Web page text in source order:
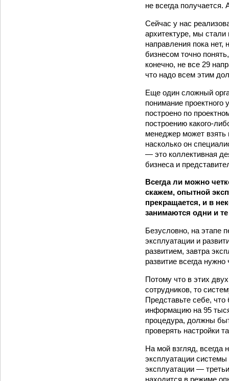
не всегда получается.
Сейчас у нас
архитектуре, мы стали
направления пока
бизнесом точно
конечно, не все 29
что надо всем этим
Еще один сложный
понимание проектного
построено по
построению какого-
менеджер может взять
насколько он
— это коллективная
бизнеса и
Всегда ли можно
скажем, опытной
прекращается, и в
занимаются одни и
Безусловно, на этапе
эксплуатации и
развитием, завтра
развитие всегда
Потому что в этих
сотрудников, то
Представьте себе,
информацию на 95
процедура, должны
проверять настройки
На мой взгляд,
эксплуатации
эксплуатации —